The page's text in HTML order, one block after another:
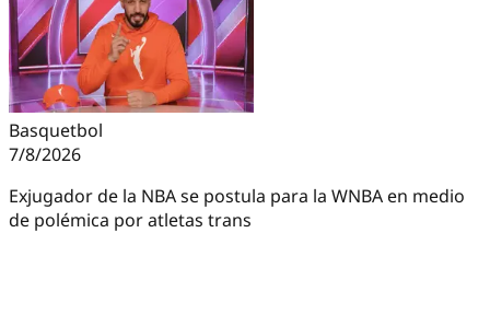
Basquetbol
7/8/2026
Exjugador de la NBA se postula para la WNBA en medio
de polémica por atletas trans